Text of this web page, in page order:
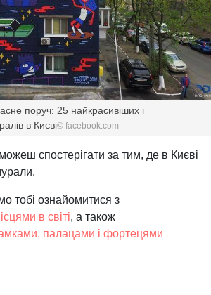
поруч: 25 найкрасивіших і
в Києві© facebook.com
спостерігати за тим, де в Києві
тобі ознайомитися з
в світі, а також
палацами і фортецями